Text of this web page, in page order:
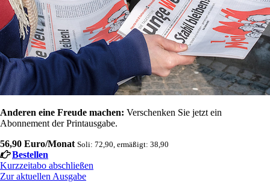
Anderen eine Freude machen: Verschenken Sie jetzt ein
Abonnement der Printausgabe.
56,90 Euro/Monat Soli: 72,90, ermäßigt: 38,90
Bestellen
Kurzzeitabo abschließen
Zur aktuellen Ausgabe